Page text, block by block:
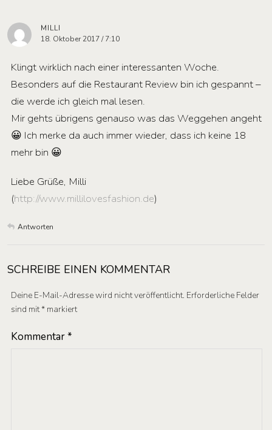
MILLI
18. Oktober 2017 / 7:10
Klingt wirklich nach einer interessanten Woche.
Besonders auf die Restaurant Review bin ich gespannt –
die werde ich gleich mal lesen.
Mir gehts übrigens genauso was das Weggehen angeht
😀 Ich merke da auch immer wieder, dass ich keine 18
mehr bin 😀
Liebe Grüße, Milli
(http://www.millilovesfashion.de)
Antworten
SCHREIBE EINEN KOMMENTAR
Deine E-Mail-Adresse wird nicht veröffentlicht. Erforderliche Felder
sind mit* markiert
Kommentar*